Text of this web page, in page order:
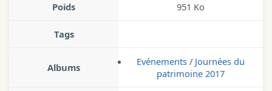
Poids 951 Ko
Tags
Albums Evénements / Journées du
patrimoine 2017